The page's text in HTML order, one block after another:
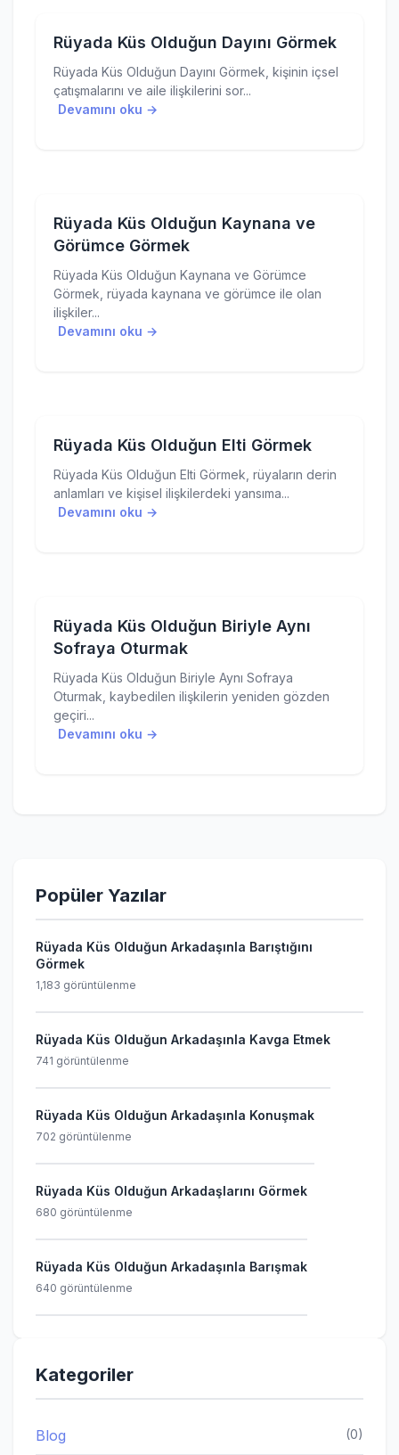
Rüyada Küs Olduğun Dayını Görmek
Rüyada Küs Olduğun Dayını Görmek, kişinin içsel
çatışmalarını ve aile ilişkilerini sor...
Devamını oku →
Rüyada Küs Olduğun Kaynana ve
Görümce Görmek
Rüyada Küs Olduğun Kaynana ve Görümce
Görmek, rüyada kaynana ve görümce ile olan
ilişkiler...
Devamını oku →
Rüyada Küs Olduğun Elti Görmek
Rüyada Küs Olduğun Elti Görmek, rüyaların derin
anlamları ve kişisel ilişkilerdeki yansıma...
Devamını oku →
Rüyada Küs Olduğun Biriyle Aynı
Sofraya Oturmak
Rüyada Küs Olduğun Biriyle Aynı Sofraya
Oturmak, kaybedilen ilişkilerin yeniden gözden
geçiri...
Devamını oku →
Popüler Yazılar
Rüyada Küs Olduğun Arkadaşınla Barıştığını
Görmek
1,183 görüntülenme
Rüyada Küs Olduğun Arkadaşınla Kavga Etmek
741 görüntülenme
Rüyada Küs Olduğun Arkadaşınla Konuşmak
702 görüntülenme
Rüyada Küs Olduğun Arkadaşlarını Görmek
680 görüntülenme
Rüyada Küs Olduğun Arkadaşınla Barışmak
640 görüntülenme
Kategoriler
Blog (0)